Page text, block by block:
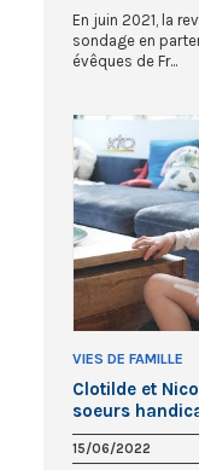
En juin 2021, la
sondage en
évêques de Fr...
VIES DE FAMILLE
Clotilde et
soeurs
15/06/2022